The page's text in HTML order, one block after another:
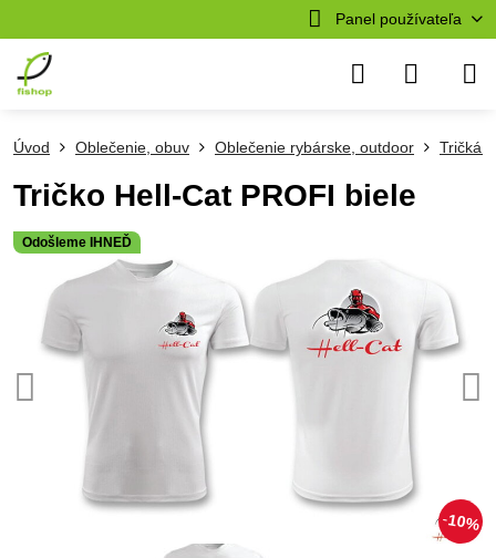
Panel používateľa
Odošleme IHNEĎ
10%
Úvod Oblečenie, obuv Oblečenie rybárske, outdoor Tričká
Tričko Hell-Cat PROFI biele